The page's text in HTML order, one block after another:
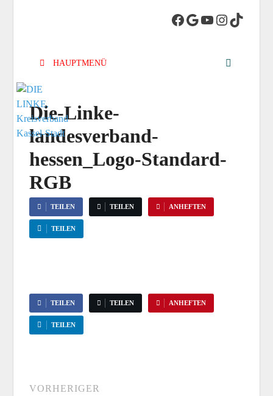
Kreisverband
Kassel-Stadt
HAUPTMENÜ
Die-Linke-
landesverband-
hessen_Logo-Standard-
RGB
TEILEN TEILEN ANHEFTEN
TEILEN
TEILEN TEILEN ANHEFTEN
TEILEN
VORHERIGER